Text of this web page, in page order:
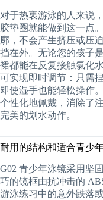
对于热衷游泳的人来说
胶垫圈就能做到这一点
廓，不会产生挤压或压
挡在外。无论您的孩子
裙都能在反复接触氯化
可实现即时调节：只需
即使湿手也能轻松操作
个性化地佩戴，消除了
完美的划水动作。
耐用的结构和适合青少
G02 青少年泳镜采用坚
巧的镜框由抗冲击的
游泳练习中的意外跌落